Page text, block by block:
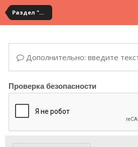
Раздел "Мои посылки" на сервисе YouCanBuy
Дополнительно: введите
Проверка безопасности